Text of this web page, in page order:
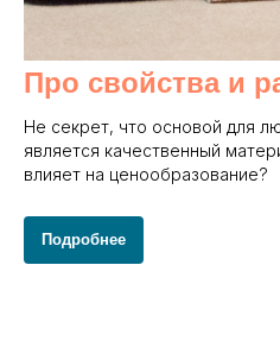
Про свойства и
Не секрет, что основой для
является качественный
влияет на ценообразование?
Подробнее